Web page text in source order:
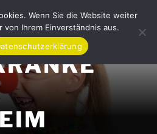
FÜR
Wenn Sie die Website weiter
Ihrem Einverständnis aus.